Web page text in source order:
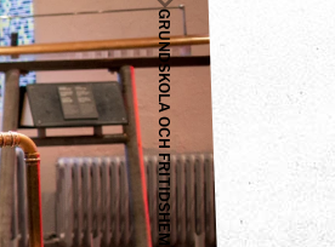
GRUNDSKOLA OCH FRITIDSHEM